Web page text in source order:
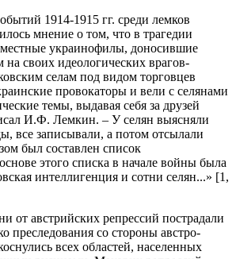
1914-1915 гг. среди лемков
мнение о том, что в трагедии
украинофилы, доносившие
на своих идеологических врагов-
селам под видом торговцев
провокаторы и вели с селянами
темы, выдавая себя за друзей
И.Ф. Лемкин. – У селян выясняли
все записывали, а потом отсылали
был составлен список
этого списка в начале войны была
интеллигенция и сотни селян...» [1,
от австрийских репрессий пострадали
преследования со стороны австро-
всех областей, населенных